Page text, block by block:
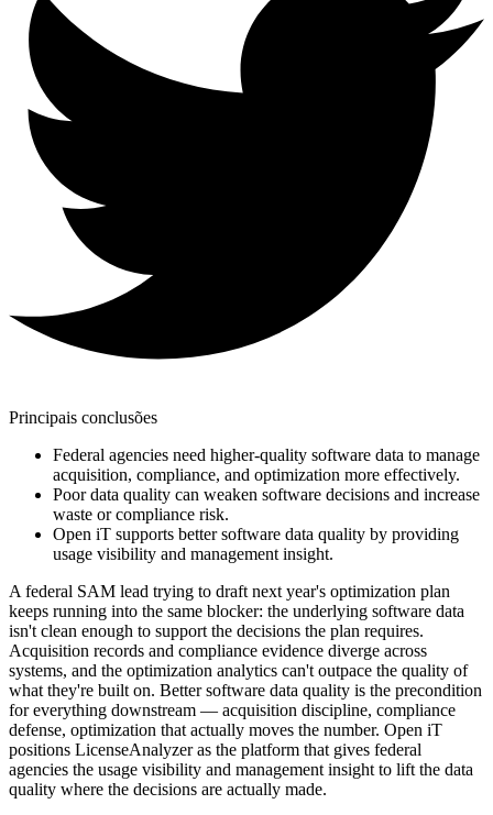
Principais conclusões
Federal agencies need higher-quality software data to manage
acquisition, compliance, and optimization more effectively.
Poor data quality can weaken software decisions and increase
waste or compliance risk.
Open iT supports better software data quality by providing
usage visibility and management insight.
A federal SAM lead trying to draft next year's optimization plan
keeps running into the same blocker: the underlying software data
isn't clean enough to support the decisions the plan requires.
Acquisition records and compliance evidence diverge across
systems, and the optimization analytics can't outpace the quality of
what they're built on. Better software data quality is the precondition
for everything downstream — acquisition discipline, compliance
defense, optimization that actually moves the number. Open iT
positions LicenseAnalyzer as the platform that gives federal
agencies the usage visibility and management insight to lift the data
quality where the decisions are actually made.